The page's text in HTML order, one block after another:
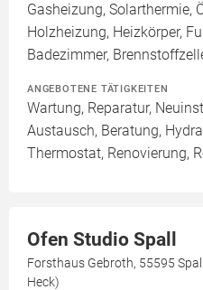
Gasheizung, Solarthermie,
Holzheizung, Heizkörper,
Badezimmer,
ANGEBOTENE TÄTIGKEITEN
Wartung, Reparatur,
Austausch, Beratung,
Thermostat, Renovierung,
Ofen Studio Spall
Forsthaus Gebroth, 55595
Heck)